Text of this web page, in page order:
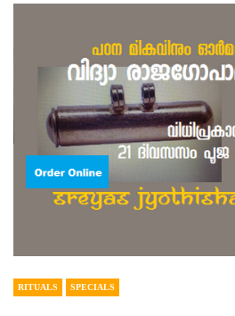
RITUALS SPECIALS